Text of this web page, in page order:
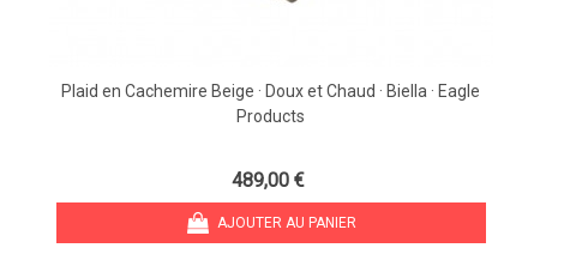
Plaid en Cachemire Beige · Doux et Chaud · Biella · Eagle
Products
489,00 €
AJOUTER AU PANIER